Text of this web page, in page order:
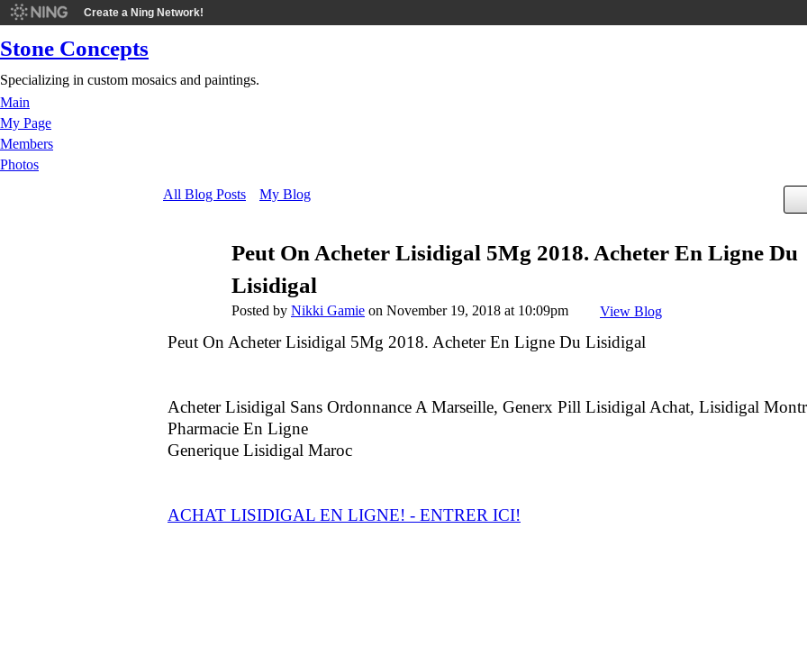
Create a Ning Network!
Stone Concepts
Specializing in custom mosaics and paintings.
Main
My Page
Members
Photos
All Blog Posts
My Blog
Peut On Acheter Lisidigal 5Mg 2018. Acheter En Ligne Du
Lisidigal
Posted by Nikki Gamie on November 19, 2018 at 10:09pm View Blog
Peut On Acheter Lisidigal 5Mg 2018. Acheter En Ligne Du Lisidigal
Acheter Lisidigal Sans Ordonnance A Marseille, Generx Pill Lisidigal Achat, Lisidigal
Pharmacie En Ligne
Generique Lisidigal Maroc
ACHAT LISIDIGAL EN LIGNE! - ENTRER ICI!